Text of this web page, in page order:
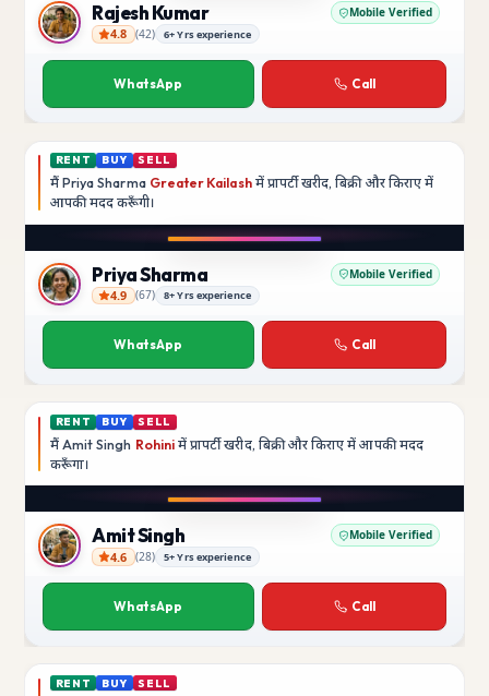
Rajesh Kumar
Rajesh Kumar Mobile Verified
4.8 (42) 6+ Yrs experience
WhatsApp Call
RENT BUY SELL
मैं Priya Sharma Greater Kailashमें प्रापर्टी खरीद, बिक्री और किराए में
आपकी मददकरूँगी।
Priya Sharma
Priya Sharma Mobile Verified
4.9 (67) 8+ Yrs experience
WhatsApp Call
RENT BUY SELL
मैं Amit Singh Rohiniमें प्रापर्टी खरीद, बिक्री और किराए में आपकी मदद
करूँगा।
Amit Singh
Amit Singh Mobile Verified
4.6 (28) 5+ Yrs experience
WhatsApp Call
RENT BUY SELL